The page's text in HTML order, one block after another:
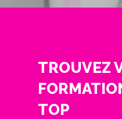
TROUVEZ
TOP